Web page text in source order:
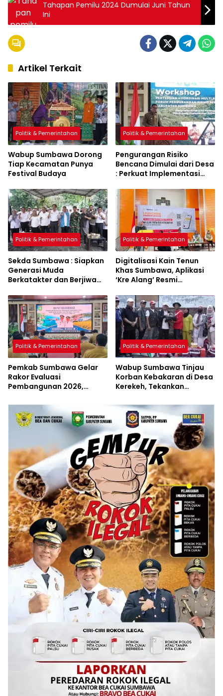
Tahapan Pemilu 2024 Dumulai Juni Tahun
Ini
Artikel Terkait
Politik & Pemerintahan
Wabup Sumbawa Dorong
Tiap Kecamatan Punya
Festival Budaya
Politik & Pemerintahan
Pengurangan Risiko
Bencana Dimulai dari Desa
: Perkuat Implementasi
Politik & Pemerintahan
Sekda Sumbawa : Siapkan
Generasi Muda
Berkatakter dan Berjiwa
Politik & Pemerintahan
Digitalisasi Kain Tenun
Khas Sumbawa, Aplikasi
‘Kre Alang’ Resmi
Politik & Pemerintahan
Pemkab Sumbawa Gelar
Rakor Evaluasi
Pembangunan 2026,
Perubahan Resmi
Diluncurkan
Politik & Pemerintahan
Wabup Sumbawa Tinjau
Korban Kebakaran di Desa
Kerekeh, Tekankan